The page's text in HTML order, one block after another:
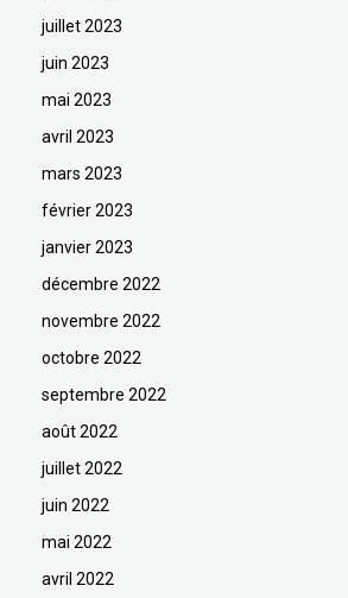
juillet 2023
juin 2023
mai 2023
avril 2023
mars 2023
février 2023
janvier 2023
décembre 2022
novembre 2022
octobre 2022
septembre 2022
août 2022
juillet 2022
juin 2022
mai 2022
avril 2022